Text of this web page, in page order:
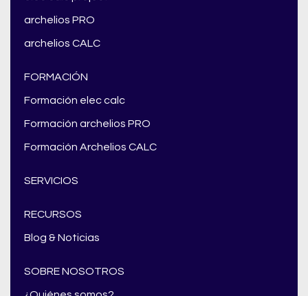
archelios PRO
archelios CALC
FORMACIÓN
Formación elec calc
Formación archelios PRO
Formación Archelios CALC
SERVICIOS
RECURSOS
Blog & Noticias
SOBRE NOSOTROS